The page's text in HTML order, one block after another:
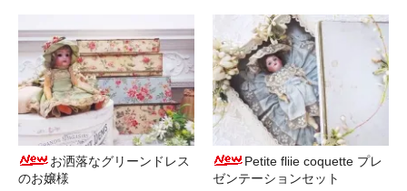
お洒落なグリーンドレス
のお嬢様
Petite fliie coquette プレ
ゼンテーションセット